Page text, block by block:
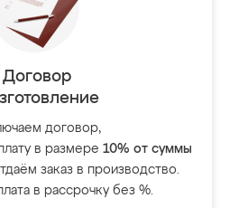
Договор
договор,
в размере 10% от суммы
заказ в производство.
в рассрочку без %.